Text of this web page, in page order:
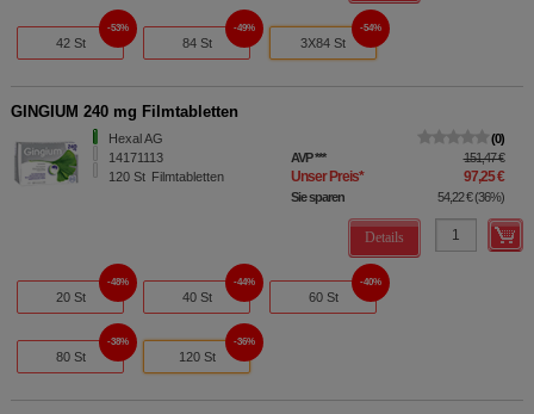
42 St
53%
84 St
49%
3X84 St
54%
GINGIUM 240 mg Filmtabletten
Hexal AG
14171113
120 St Filmtabletten
0
AVP*** 151,47 €
Unser Preis* 97,25 €
Sie sparen 54,22 €(36%)
Details
20 St
48%
40 St
44%
60 St
40%
80 St
38%
120 St
36%